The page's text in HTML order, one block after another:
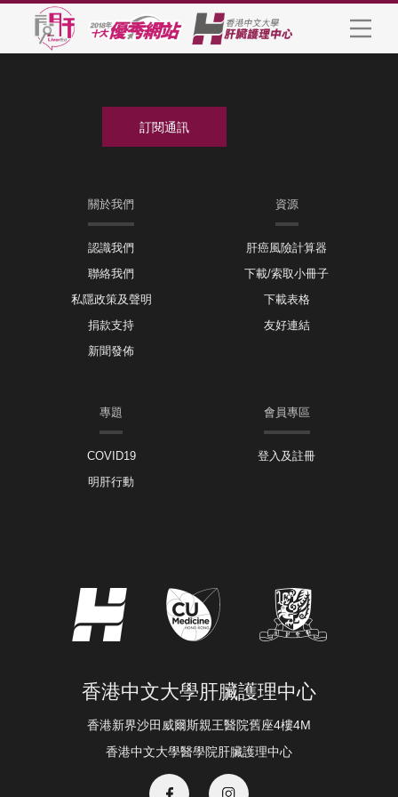
關於我們
認識我們
聯絡我們
私隱政策及聲明
捐款支持
新聞發佈
資源
肝癌風險計算器
下載/索取小冊子
下載表格
友好連結
專題
COVID19
明肝行動
會員專區
登入及註冊
香港中文大學肝臟護理中心
香港新界沙田威爾斯親王醫院舊座4樓4M
香港中文大學醫學院肝臟護理中心